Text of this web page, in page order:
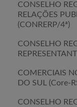
CONSELHO
RELAÇÕES
(CONRERP/4ª)
CONSELHO
COMERCIAIS
DO SUL (Core-
CONSELHO